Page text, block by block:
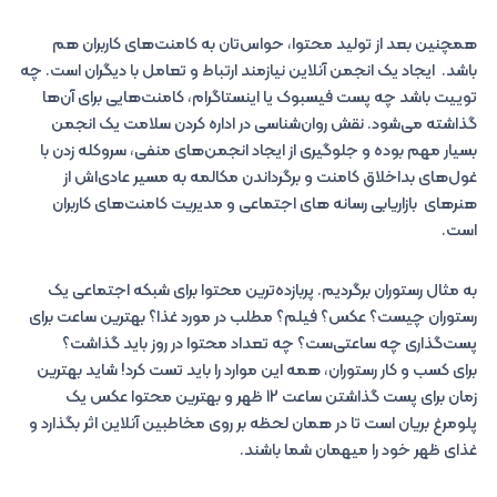
همچنین بعد از تولید محتوا، حواس‌تان به کامنت‌های کاربران هم
باشد. ایجاد یک انجمن آنلاین نیازمند ارتباط و تعامل با دیگران است. چه
توییت باشد چه پست فیسبوک یا اینستاگرام، کامنت‌هایی برای آن‌ها
گذاشته می‌شود. نقش روان‌شناسی در اداره کردن سلامت یک انجمن
بسیار مهم بوده و جلوگیری از ایجاد انجمن‌های منفی، سروکله زدن با
غول‌های بداخلاق کامنت و برگرداندن مکالمه به مسیر عادی‌اش از
هنرهای بازاریابی رسانه های اجتماعی و مدیریت کامنت‌های کاربران
است.
به مثال رستوران برگردیم. پربازده‌ترین محتوا برای شبکه اجتماعی یک
رستوران چیست؟ عکس؟ فیلم؟ مطلب در مورد غذا؟ بهترین ساعت برای
پست‌گذاری چه ساعتی‌ست؟ چه تعداد محتوا در روز باید گذاشت؟
برای کسب و کار رستوران، همه این موارد را باید تست کرد! شاید بهترین
زمان برای پست گذاشتن ساعت 12 ظهر و بهترین محتوا عکس یک
پلومرغ بریان است تا در همان لحظه بر روی مخاطبین آنلاین اثر بگذارد و
غذای ظهر خود را میهمان شما باشند.